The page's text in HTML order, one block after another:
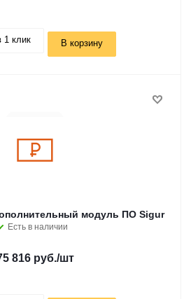
1 клик В корзину
модуль ПО Sigur
Есть в наличии
816 руб./шт